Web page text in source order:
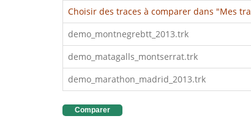
Choisir des traces à comparer dans "Mes
demo_montnegrebtt_2013.trk
demo_matagalls_montserrat.trk
demo_marathon_madrid_2013.trk
Comparer